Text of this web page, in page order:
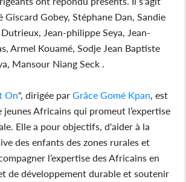
Giscard Gobey, Stéphane Dan, Sandie
Jean-philippe Seya, Jean-
Armel Kouamé, Sodje Jean Baptiste
Mansour Niang Seck .
On", dirigée parGrâce Gomé Kpan , est
jeunes Africains qui promeut l’expertise
Elle a pour objectifs, d'aider à la
des enfants des zones rurales et
l’expertise des Africains en
de développement durable et soutenir